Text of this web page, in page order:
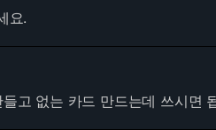
요.
고 없는 카드 만드는데 쓰시면